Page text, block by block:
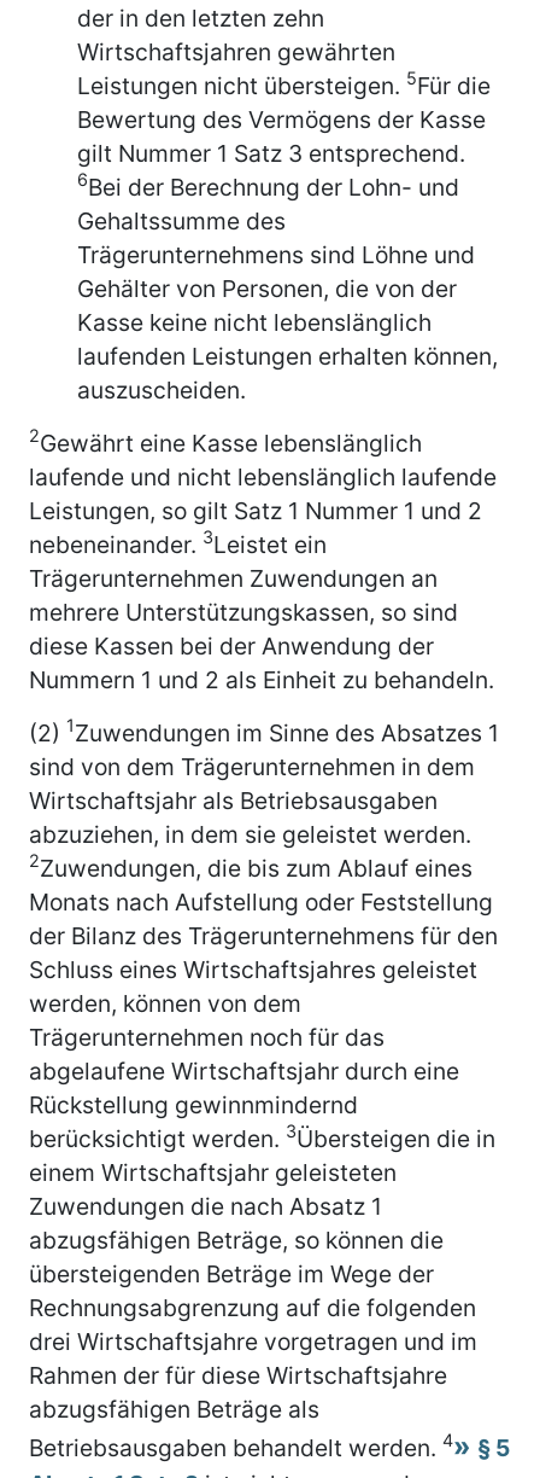
der in den letzten zehn
Wirtschaftsjahren gewährten
Leistungen nicht übersteigen. 5Für die
Bewertung des Vermögens der Kasse
gilt Nummer 1 Satz 3 entsprechend.
6Bei der Berechnung der Lohn- und
Gehaltssumme des
Trägerunternehmens sind Löhne und
Gehälter von Personen, die von der
Kasse keine nicht lebenslänglich
laufenden Leistungen erhalten können,
auszuscheiden.
2Gewährt eine Kasse lebenslänglich
laufende und nicht lebenslänglich laufende
Leistungen, so gilt Satz 1 Nummer 1 und 2
nebeneinander. 3Leistet ein
Trägerunternehmen Zuwendungen an
mehrere Unterstützungskassen, so sind
diese Kassen bei der Anwendung der
Nummern 1 und 2 als Einheit zu behandeln.
(2) 1Zuwendungen im Sinne des Absatzes 1
sind von dem Trägerunternehmen in dem
Wirtschaftsjahr als Betriebsausgaben
abzuziehen, in dem sie geleistet werden.
2Zuwendungen, die bis zum Ablauf eines
Monats nach Aufstellung oder Feststellung
der Bilanz des Trägerunternehmens für den
Schluss eines Wirtschaftsjahres geleistet
werden, können von dem
Trägerunternehmen noch für das
abgelaufene Wirtschaftsjahr durch eine
Rückstellung gewinnmindernd
berücksichtigt werden. 3Übersteigen die in
einem Wirtschaftsjahr geleisteten
Zuwendungen die nach Absatz 1
abzugsfähigen Beträge, so können die
übersteigenden Beträge im Wege der
Rechnungsabgrenzung auf die folgenden
drei Wirtschaftsjahre vorgetragen und im
Rahmen der für diese Wirtschaftsjahre
abzugsfähigen Beträge als
Betriebsausgaben behandelt werden. 4
§ 5